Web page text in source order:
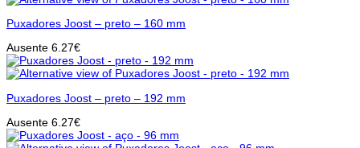
Puxadores Joost – preto – 160 mm
Ausente 6.27€
Puxadores Joost – preto – 192 mm
Ausente 6.27€